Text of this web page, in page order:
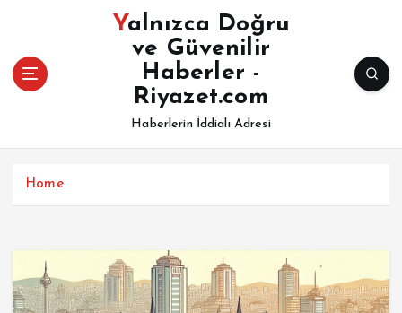
Yalnızca Doğru
ve Güvenilir
Haberler -
Riyazet.com
Haberlerin İddialı Adresi
Home